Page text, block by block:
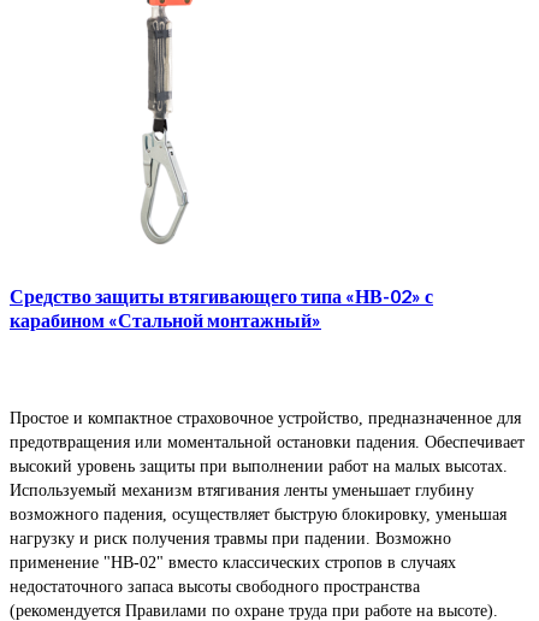
Средство защиты втягивающего типа «НВ-02» с
карабином «Стальной монтажный»
Простое и компактное страховочное устройство, предназначенное для
предотвращения или моментальной остановки падения. Обеспечивает
высокий уровень защиты при выполнении работ на малых высотах.
Используемый механизм втягивания ленты уменьшает глубину
возможного падения, осуществляет быструю блокировку, уменьшая
нагрузку и риск получения травмы при падении. Возможно
применение "НВ-02" вместо классических стропов в случаях
недостаточного запаса высоты свободного пространства
(рекомендуется Правилами по охране труда при работе на высоте).